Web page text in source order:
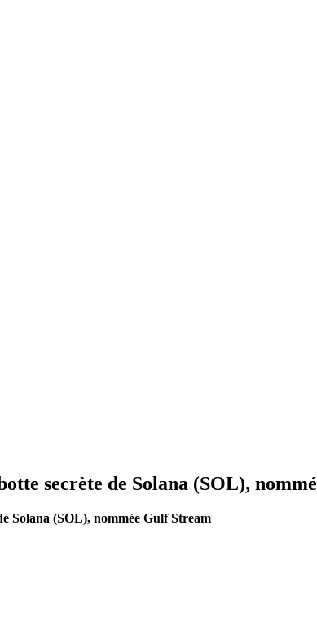
secrète de Solana (SOL),
Solana (SOL), nommée Gulf Stream